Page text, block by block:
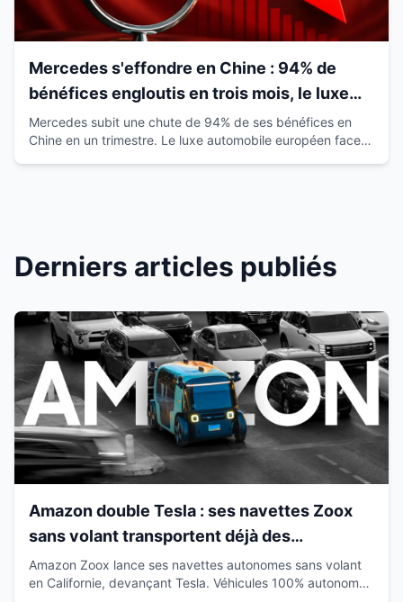
Mercedes s'effondre en Chine : 94% de
bénéfices engloutis en trois mois, le luxe
européen vacille
Mercedes subit une chute de 94% de ses bénéfices en
Chine en un trimestre. Le luxe automobile européen face à
Derniers articles publiés
Amazon double Tesla : ses navettes Zoox
sans volant transportent déjà des
passagers en Californie
Amazon Zoox lance ses navettes autonomes sans volant
en Californie, devançant Tesla. Véhicules 100% autonomes